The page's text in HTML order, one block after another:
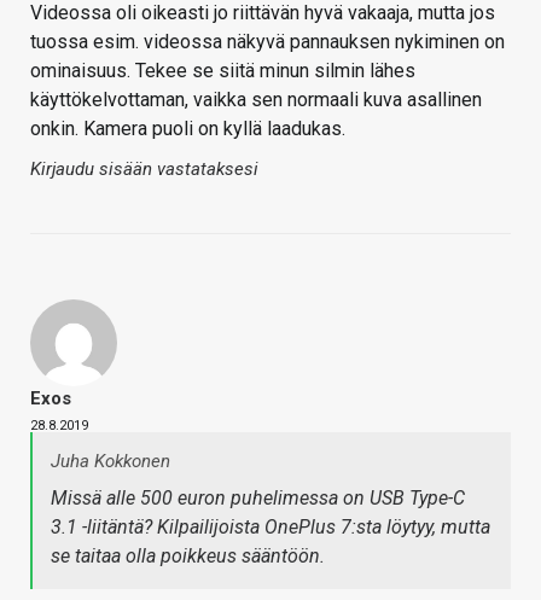
Videossa oli oikeasti jo riittävän hyvä vakaaja, mutta jos
tuossa esim. videossa näkyvä pannauksen nykiminen on
ominaisuus. Tekee se siitä minun silmin lähes
käyttökelvottaman, vaikka sen normaali kuva asallinen
onkin. Kamera puoli on kyllä laadukas.
Kirjaudu sisään vastataksesi
Exos
28.8.2019
Juha Kokkonen
Missä alle 500 euron puhelimessa on USB Type-C
3.1 -liitäntä? Kilpailijoista OnePlus 7:sta löytyy, mutta
se taitaa olla poikkeus sääntöön.